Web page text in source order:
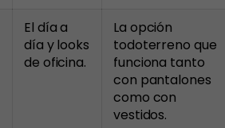
El día a
día y looks
de oficina.
La opción
todoterreno que
funciona tanto
con pantalones
como con
vestidos.